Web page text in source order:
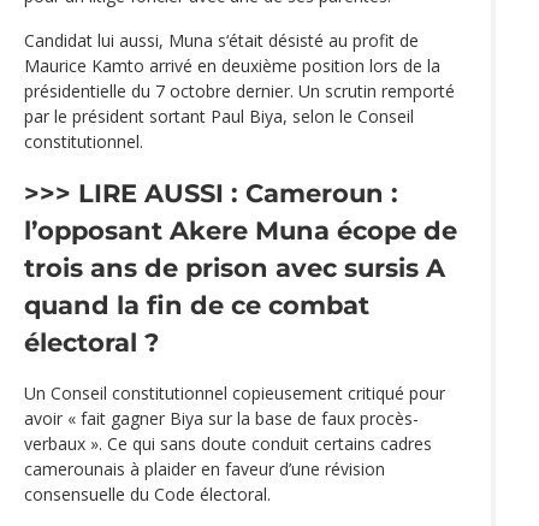
Candidat lui aussi, Muna s‘était désisté au profit de
Maurice Kamto arrivé en deuxième position lors de la
présidentielle du 7 octobre dernier. Un scrutin remporté
par le président sortant Paul Biya, selon le Conseil
constitutionnel.
>>> LIRE AUSSI : Cameroun :
l’opposant Akere Muna écope de
trois ans de prison avec sursis A
quand la fin de ce combat
électoral ?
Un Conseil constitutionnel copieusement critiqué pour
avoir « fait gagner Biya sur la base de faux procès-
verbaux ». Ce qui sans doute conduit certains cadres
camerounais à plaider en faveur d’une révision
consensuelle du Code électoral.